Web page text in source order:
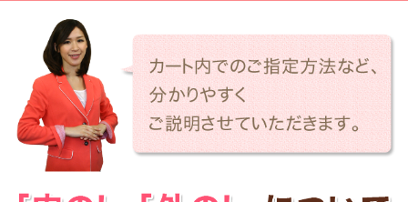
香典返し
出産内祝い
結婚内祝い
結婚引き出物